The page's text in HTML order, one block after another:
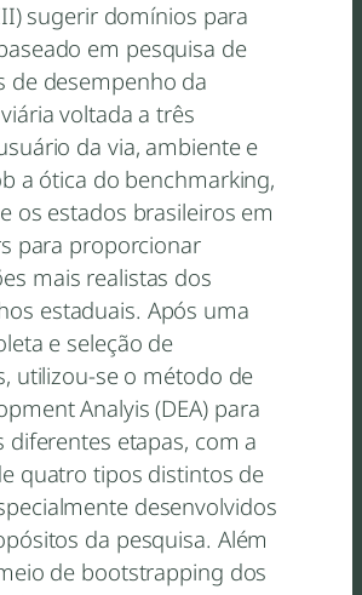
sugerir domínios para
em pesquisa de
de desempenho da
voltada a três
da via, ambiente e
a ótica do benchmarking,
os estados brasileiros em
para proporcionar
mais realistas dos
estaduais. Após uma
e seleção de
utilizou-se o método de
Analyis (DEA) para
diferentes etapas, com a
quatro tipos distintos de
desenvolvidos
da pesquisa. Além
de bootstrapping dos